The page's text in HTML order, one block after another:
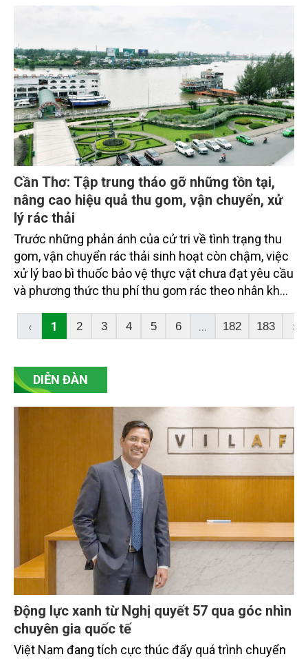
Cần Thơ: Tập trung tháo gỡ những tồn tại,
nâng cao hiệu quả thu gom, vận chuyển, xử
lý rác thải
Trước những phản ánh của cử tri về tình trạng thu
gom, vận chuyển rác thải sinh hoạt còn chậm, việc
xử lý bao bì thuốc bảo vệ thực vật chưa đạt yêu cầu
và phương thức thu phí thu gom rác theo nhân khẩu
Thơ đã giải đáp, chỉ rõ nguyên nhân, đồng thời đưa
ra các giải pháp khắc phục, từng bước nâng cao
cầu bảo vệ môi trường.
‹ 1 2 3 4 5 6 ... 182 183 ›
DIỄN ĐÀN
Động lực xanh từ Nghị quyết 57 qua góc nhìn
chuyên gia quốc tế
Việt Nam đang tích cực thúc đẩy quá trình chuyển